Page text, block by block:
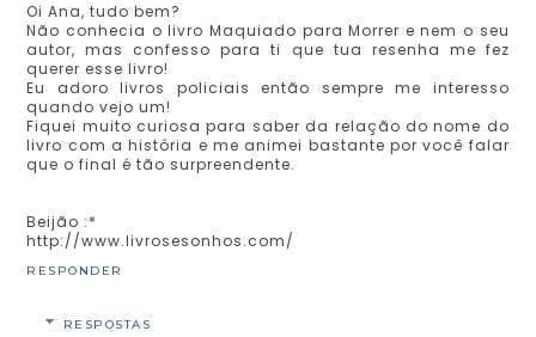
Oi Ana, tudo bem?
Não conhecia o livro Maquiado para Morrer e nem o seu
autor, mas confesso para ti que tua resenha me fez
querer esse livro!
Eu adoro livros policiais então sempre me interesso
quando vejo um!
Fiquei muito curiosa para saber da relação do nome do
livro com a história e me animei bastante por você falar
que o final é tão surpreendente.
Beijão :*
http://www.livrosesonhos.com/
RESPONDER
RESPOSTAS